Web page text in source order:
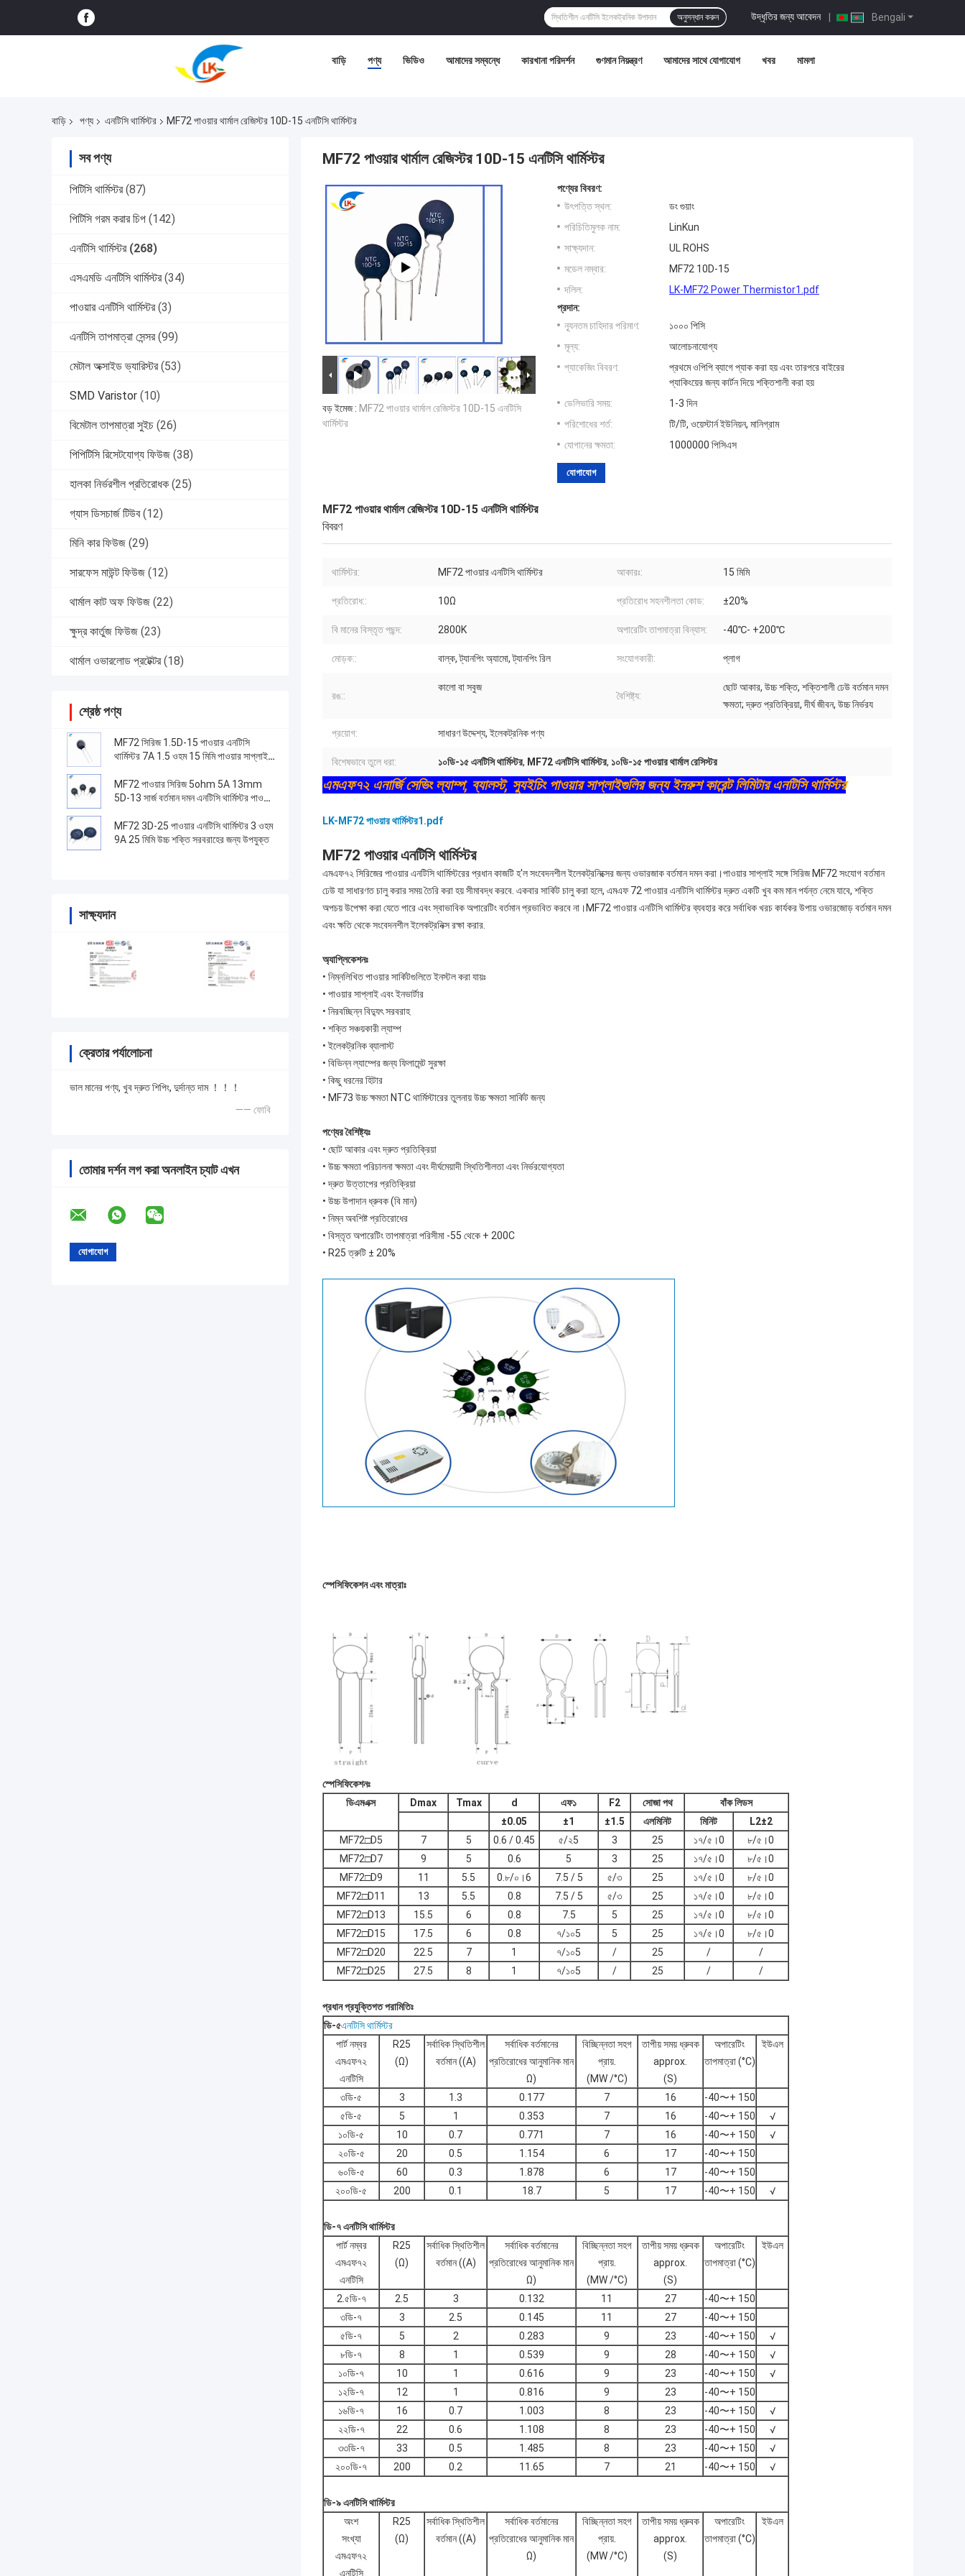
Bengali
উদ্ধৃতির জন্য আবেদন |
অনুসন্ধান করুন
বাড়ি পণ্য ভিডিও আমাদের সম্বন্ধে কারখানা পরিদর্শন গুণমান নিয়ন্ত্রণ আমাদের সাথে যোগাযোগ খবর মামলা
বাড়ি পণ্য এনটিসি থার্মিস্টর MF72 পাওয়ার থার্মাল রেজিস্টর 10D-15 এনটিসি থার্মিস্টর
সব পণ্য
পিটিসি থার্মিস্টর (87)
পিটিসি গরম করার চিপ (142)
এনটিসি থার্মিস্টর (268)
এসএমডি এনটিসি থার্মিস্টর (34)
পাওয়ার এনটিসি থার্মিস্টর (3)
এনটিসি তাপমাত্রা সেন্সর (99)
মেটাল অক্সাইড ভ্যারিস্টর (53)
SMD Varistor (10)
বিমেটাল তাপমাত্রা সুইচ (26)
পিপিটিসি রিসেটযোগ্য ফিউজ (38)
হালকা নির্ভরশীল প্রতিরোধক (25)
গ্যাস ডিসচার্জ টিউব (12)
মিনি কার ফিউজ (29)
সারফেস মাউন্ট ফিউজ (12)
থার্মাল কাট অফ ফিউজ (22)
ক্ষুদ্র কার্তুজ ফিউজ (23)
থার্মাল ওভারলোড প্রটেক্টর (18)
শ্রেষ্ঠ পণ্য
MF72 সিরিজ 1.5D-15 পাওয়ার এনটিসি
থার্মিস্টর 7A 1.5 ওহম 15 মিমি পাওয়ার সাপ্লাই
MF72 পাওয়ার সিরিজ 5ohm 5A 13mm
5D-13 সার্জ বর্তমান দমন এনটিসি থার্মিস্টর পাওয়ার
MF72 3D-25 পাওয়ার এনটিসি থার্মিস্টর 3 ওহম
9A 25 মিমি উচ্চ শক্তি সরবরাহের জন্য উপযুক্ত
সাক্ষ্যদান
ক্রেতার পর্যালোচনা
ভাল মানের পণ্য, খুব দ্রুত শিপিং, দুর্দান্ত দাম ！！！
—— ফোবি
তোমার দর্শন লগ করা অনলাইন চ্যাট এখন
MF72 পাওয়ার থার্মাল রেজিস্টর 10D-15 এনটিসি থার্মিস্টর
বড় ইমেজ : MF72 পাওয়ার থার্মাল রেজিস্টর 10D-15 এনটিসি
থার্মিস্টর
পণ্যের বিবরণ:
উৎপত্তি স্থল:
ডং গুয়াং
পরিচিতিমুলক নাম:
LinKun
সাক্ষ্যদান:
UL ROHS
মডেল নম্বার:
MF72 10D-15
দলিল:
LK-MF72 Power Thermistor1.pdf
প্রদান:
ন্যূনতম চাহিদার পরিমাণ:
১০০০ পিসি
মূল্য:
আলোচনাযোগ্য
প্যাকেজিং বিবরণ:
প্রথমে ওপিপি ব্যাগে প্যাক করা হয় এবং তারপরে বাইরের
প্যাকিংয়ের জন্য কার্টন দিয়ে শক্তিশালী করা হয়
ডেলিভারি সময়:
1-3 দিন
পরিশোধের শর্ত:
টি/টি, ওয়েস্টার্ন ইউনিয়ন, মানিগ্রাম
যোগানের ক্ষমতা:
1000000 পিসিএস
যোগাযোগ
MF72 পাওয়ার থার্মাল রেজিস্টর 10D-15 এনটিসি থার্মিস্টর
বিবরণ
থার্মিস্টর: MF72 পাওয়ার এনটিসি থার্মিস্টর আকারঃ: 15 মিমি
প্রতিরোধ:: 10Ω প্রতিরোধ সহনশীলতা কোড: ±20%
বি মানের বিস্তৃত পছন্দ: 2800K অপারেটিং তাপমাত্রা বিন্যাস: -40℃- +200℃
মোড়ক:: বাল্ক, ট্যানপিং অ্যামো, ট্যানপিং রিল সংযোগকারী: প্লাগ
রঙ::
কালো বা সবুজ
বৈশিষ্ট্য:
ছোট আকার, উচ্চ শক্তি, শক্তিশালী ঢেউ বর্তমান দমন
ক্ষমতা; দ্রুত প্রতিক্রিয়া, দীর্ঘ জীবন, উচ্চ নির্ভরয
প্রয়োগ: সাধারণ উদ্দেশ্য, ইলেকট্রনিক পণ্য
বিশেষভাবে তুলে ধরা: ১০ডি-১৫ এনটিসি থার্মিস্টর, MF72 এনটিসি থার্মিস্টর, ১০ডি-১৫ পাওয়ার থার্মাল রেসিস্টর
এমএফ৭২ এনার্জি সেভিং ল্যাম্প, ব্যালস্ট, স্যুইচিং পাওয়ার সাপ্লাইগুলির জন্য ইনরুশ কারেন্ট লিমিটার এনটিসি থার্মিস্টর
LK-MF72 পাওয়ার থার্মিস্টর1.pdf
MF72 পাওয়ার এনটিসি থার্মিস্টর
এমএফ৭২ সিরিজের পাওয়ার এনটিসি থার্মিস্টরের প্রধান কাজটি হ'ল সংবেদনশীল ইলেকট্রনিক্সের জন্য ওভারজাক বর্তমান দমন করা।পাওয়ার সাপ্লাই সঙ্গে সিরিজ MF72 সংযোগ বর্তমান
ঢেউ যা সাধারণত চালু করার সময় তৈরি করা হয় সীমাবদ্ধ করবে. একবার সার্কিট চালু করা হলে, এমএফ 72 পাওয়ার এনটিসি থার্মিস্টর দ্রুত একটি খুব কম মান পর্যন্ত নেমে যাবে, শক্তি
অপচয় উপেক্ষা করা যেতে পারে এবং স্বাভাবিক অপারেটিং বর্তমান প্রভাবিত করবে না।MF72 পাওয়ার এনটিসি থার্মিস্টর ব্যবহার করে সর্বাধিক খরচ কার্যকর উপায় ওভারজোড় বর্তমান দমন
এবং ক্ষতি থেকে সংবেদনশীল ইলেকট্রনিক্স রক্ষা করার.
অ্যাপ্লিকেশনঃ
• নিম্নলিখিত পাওয়ার সার্কিটগুলিতে ইনস্টল করা যায়ঃ
• পাওয়ার সাপ্লাই এবং ইনভার্টার
• নিরবচ্ছিন্ন বিদ্যুৎ সরবরাহ
• শক্তি সঞ্চয়কারী ল্যাম্প
• ইলেকট্রনিক ব্যালাস্ট
• বিভিন্ন ল্যাম্পের জন্য ফিলামেন্ট সুরক্ষা
• কিছু ধরনের হিটার
• MF73 উচ্চ ক্ষমতা NTC থার্মিস্টারের তুলনায় উচ্চ ক্ষমতা সার্কিট জন্য
পণ্যের বৈশিষ্ট্যঃ
• ছোট আকার এবং দ্রুত প্রতিক্রিয়া
• উচ্চ ক্ষমতা পরিচালনা ক্ষমতা এবং দীর্ঘমেয়াদী স্থিতিশীলতা এবং নির্ভরযোগ্যতা
• দ্রুত উত্তাপের প্রতিক্রিয়া
• উচ্চ উপাদান ধ্রুবক (বি মান)
• নিম্ন অবশিষ্ট প্রতিরোধের
• বিস্তৃত অপারেটিং তাপমাত্রা পরিসীমা -55 থেকে + 200C
• R25 ত্রুটি ± 20%
স্পেসিফিকেশন এবং মাত্রাঃ
স্পেসিফিকেশনঃ
ডিএমএক্স
Dmax Tmax d এফ১ F2 সোজা পথ
বাঁক লিডস
±0.05 ±1 ±1.5 এলমিনিট মিনিট
L2±2
MF72□D5
7 5 0.6 / 0.45 ৫/২5 3 25 ১৭/৫।0
৮/৫।0
MF72□D7
9 5 0.6 5 3 25 ১৭/৫।0
৮/৫।0
MF72□D9
11 5.5 0.৮/০।6 7.5 / 5 ৫/৩ 25 ১৭/৫।0
৮/৫।0
MF72□D11
13 5.5 0.8 7.5 / 5 ৫/৩ 25 ১৭/৫।0
৮/৫।0
MF72□D13
15.5 6 0.8 7.5 5 25 ১৭/৫।0
৮/৫।0
MF72□D15
17.5 6 0.8 ৭/১০5 5 25 ১৭/৫।0
৮/৫।0
MF72□D20
22.5 7 1 ৭/১০5 / 25 /
/
MF72□D25
27.5 8 1 ৭/১০5 / 25 / /
প্রধান প্রযুক্তিগত পরামিতিঃ
ডি-৫এনটিসি থার্মিস্টর
পার্ট নম্বর
এমএফ৭২
এনটিসি
R25
(Ω)
সর্বাধিক স্থিতিশীল
বর্তমান ((A)
সর্বাধিক বর্তমানের
প্রতিরোধের আনুমানিক মান
Ω)
বিচ্ছিন্নতা সহগ
প্রায়.
(MW /°C)
তাপীয় সময় ধ্রুবক
approx.
(S)
অপারেটিং
তাপমাত্রা (°C)
ইউএল
৩ডি-৫ 3 1.3 0.177 7 16
-40〜+ 150
৫ডি-৫
5 1 0.353 7 16 -40〜+ 150
√
১০ডি-৫
10 0.7 0.771 7 16 -40〜+ 150
√
২০ডি-৫
20 0.5 1.154 6 17
-40〜+ 150
৬০ডি-৫
60 0.3 1.878 6 17
-40〜+ 150
২০০ডি-৫
200 0.1 18.7 5 17 -40〜+ 150 √
ডি-৭ এনটিসি থার্মিস্টর
পার্ট নম্বর
এমএফ৭২
এনটিসি
R25
(Ω)
সর্বাধিক স্থিতিশীল
বর্তমান ((A)
সর্বাধিক বর্তমানের
প্রতিরোধের আনুমানিক মান
Ω)
বিচ্ছিন্নতা সহগ
প্রায়.
(MW /°C)
তাপীয় সময় ধ্রুবক
approx.
(S)
অপারেটিং
তাপমাত্রা (°C)
ইউএল
2.৫ডি-৭ 2.5 3 0.132 11 27
-40〜+ 150
৩ডি-৭
3 2.5 0.145 11 27
-40〜+ 150
৫ডি-৭
5 2 0.283 9 23 -40〜+ 150
√
৮ডি-৭
8 1 0.539 9 28 -40〜+ 150
√
১০ডি-৭
10 1 0.616 9 23 -40〜+ 150
√
১২ডি-৭
12 1 0.816 9 23
-40〜+ 150
১৬ডি-৭
16 0.7 1.003 8 23 -40〜+ 150
√
২২ডি-৭
22 0.6 1.108 8 23 -40〜+ 150
√
৩৩ডি-৭
33 0.5 1.485 8 23 -40〜+ 150
√
২০০ডি-৭
200 0.2 11.65 7 21 -40〜+ 150 √
ডি-৯ এনটিসি থার্মিস্টর
অংশ
সংখ্যা
এমএফ৭২
এনটিসি
R25
(Ω)
সর্বাধিক স্থিতিশীল
বর্তমান ((A)
সর্বাধিক বর্তমানের
প্রতিরোধের আনুমানিক মান
Ω)
বিচ্ছিন্নতা সহগ
প্রায়.
(MW /°C)
তাপীয় সময় ধ্রুবক
approx.
(S)
অপারেটিং
তাপমাত্রা (°C)
ইউএল